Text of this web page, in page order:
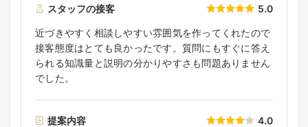
スタッフの接客 5.0
近づきやすく相談しやすい雰囲気を作ってくれたので
接客態度はとても良かったです。質問にもすぐに答え
られる知識量と説明の分かりやすさも問題ありません
でした。
提案内容 4.0